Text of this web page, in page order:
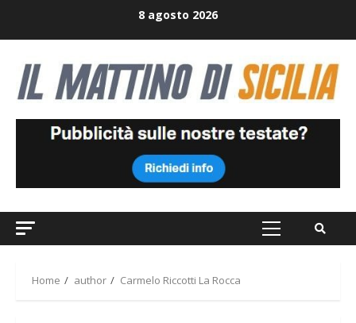
8 agosto 2026
Primary
Home author Carmelo Riccotti La Rocca